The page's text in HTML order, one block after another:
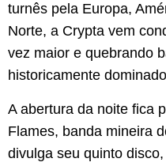
turnês pela Europa,
Norte, a Crypta vem
vez maior e quebrando
historicamente
A abertura da noite fica
Flames, banda mineira
divulga seu quinto